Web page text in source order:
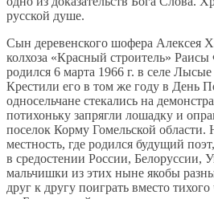
русской душе.
Сын деревенского шофера Алексея
колхоза «Красный строитель»
родился 6 марта 1966 г. в селе
Крестили его в том же году в День
односельчане стекались на
потихоньку запрягли лошадку и
поселок Корму Гомельской области.
местность, где родился будущий
в средостении России, Белоруссии,
мальчишки из этих ныне якобы
друг к другу поиграть вместо